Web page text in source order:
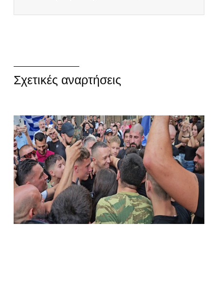
Σχετικές αναρτήσεις